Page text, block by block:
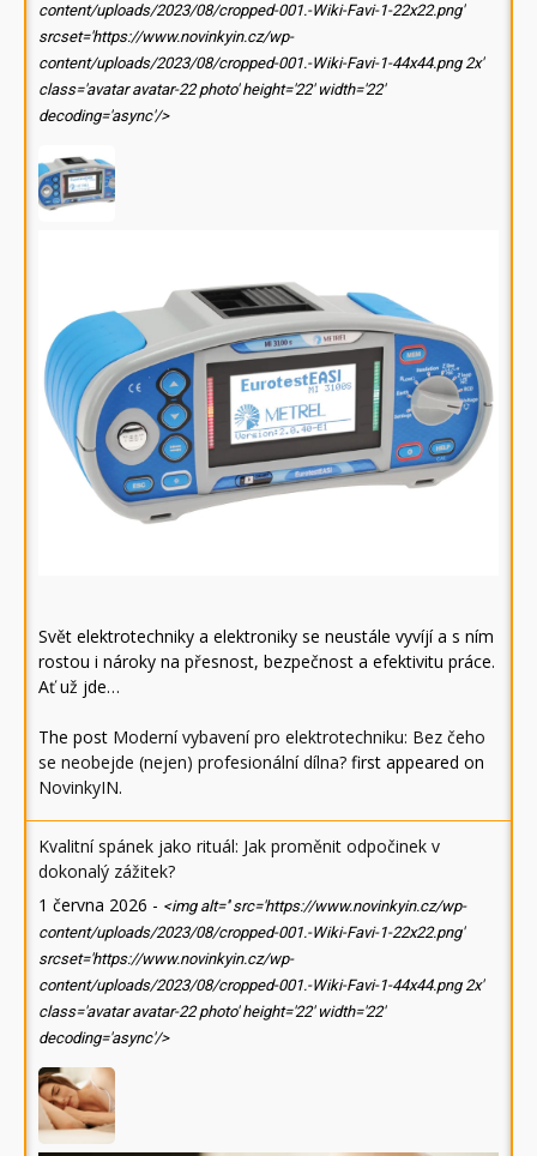
content/uploads/2023/08/cropped-001.-Wiki-Favi-1-22x22.png'
srcset='https://www.novinkyin.cz/wp-
content/uploads/2023/08/cropped-001.-Wiki-Favi-1-44x44.png 2x'
class='avatar avatar-22 photo' height='22' width='22'
decoding='async'/>
Svět elektrotechniky a elektroniky se neustále vyvíjí a s ním
rostou i nároky na přesnost, bezpečnost a efektivitu práce.
Ať už jde…
The post Moderní vybavení pro elektrotechniku: Bez čeho
se neobejde (nejen) profesionální dílna? first appeared on
NovinkyIN.
Kvalitní spánek jako rituál: Jak proměnit odpočinek v
dokonalý zážitek?
1 června 2026 - <img alt='' src='https://www.novinkyin.cz/wp-
content/uploads/2023/08/cropped-001.-Wiki-Favi-1-22x22.png'
srcset='https://www.novinkyin.cz/wp-
content/uploads/2023/08/cropped-001.-Wiki-Favi-1-44x44.png 2x'
class='avatar avatar-22 photo' height='22' width='22'
decoding='async'/>